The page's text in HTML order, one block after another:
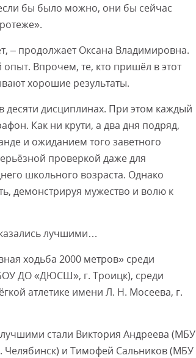
бы было можно, они бы сейчас
– продолжает Оксана Владимировна.
Впрочем, те, кто пришёл в этот
хорошие результаты.
десяти дисциплинах. При этом каждый
Как ни крути, а два дня подряд,
и ожиданием того заветного
проверкой даже для
школьного возраста. Однако
демонстрируя мужество и волю к
лучшими…
ходьба 2000 метров» среди
ДО «ДЮСШ», г. Троицк), среди
атлетике имени Л. Н. Мосеева, г.
стали Виктория Андреева (МБУ
и Тимофей Сальников (МБУ